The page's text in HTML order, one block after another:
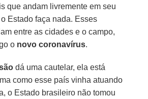
que andam livremente em seu
Estado faça nada. Esses
entre as cidades e o campo,
o novo coronavírus.
dá uma cautelar, ela está
como esse país vinha atuando
o Estado brasileiro não tomou